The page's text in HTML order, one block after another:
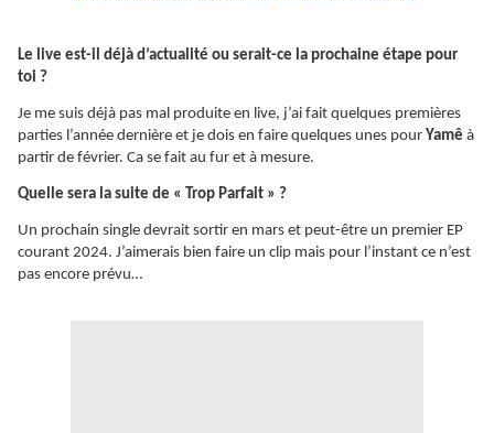
Le live est-il déjà d’actualité ou serait-ce la prochaine étape pour
toi ?
Je me suis déjà pas mal produite en live, j’ai fait quelques premières
parties l’année dernière et je dois en faire quelques unes pour Yamê à
partir de février. Ca se fait au fur et à mesure.
Quelle sera la suite de « Trop Parfait » ?
Un prochain single devrait sortir en mars et peut-être un premier EP
courant 2024. J’aimerais bien faire un clip mais pour l’instant ce n’est
pas encore prévu…